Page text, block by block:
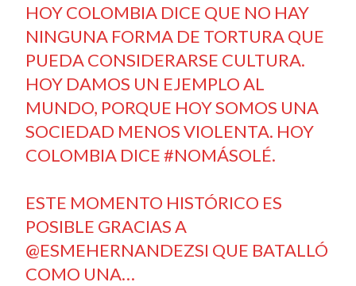
HOY COLOMBIA DICE QUE NO HAY
NINGUNA FORMA DE TORTURA QUE
PUEDA CONSIDERARSE CULTURA.
HOY DAMOS UN EJEMPLO AL
MUNDO, PORQUE HOY SOMOS UNA
SOCIEDAD MENOS VIOLENTA. HOY
COLOMBIA DICE#NOMÁSOLÉ.
ESTE MOMENTO HISTÓRICO ES
POSIBLE GRACIAS A
@ESMEHERNANDEZSI QUE BATALLÓ
COMO UNA…